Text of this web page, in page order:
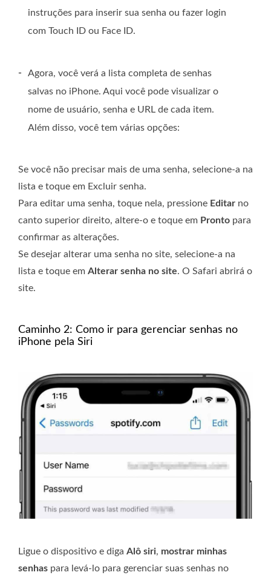
instruções para inserir sua senha ou fazer login
com Touch ID ou Face ID.
-
Agora, você verá a lista completa de senhas
salvas no iPhone. Aqui você pode visualizar o
nome de usuário, senha e URL de cada item.
Além disso, você tem várias opções:
Se você não precisar mais de uma senha, selecione-a na
lista e toque em Excluir senha.
Para editar uma senha, toque nela, pressione Editar no
canto superior direito, altere-o e toque em Pronto para
confirmar as alterações.
Se desejar alterar uma senha no site, selecione-a na
lista e toque em Alterar senha no site. O Safari abrirá o
site.
Caminho 2: Como ir para gerenciar senhas no
iPhone pela Siri
Ligue o dispositivo e diga Alô siri, mostrar minhas
senhas para levá-lo para gerenciar suas senhas no